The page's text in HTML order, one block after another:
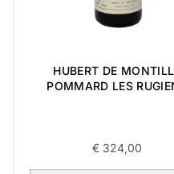
HUBERT DE
POMMARD LES
€ 324,00